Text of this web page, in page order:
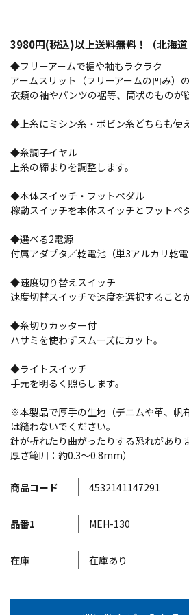
3980円(税込)以上送料無料！（北海道
商品コード 4532141147291
品番1 MEH-130
在庫 在庫あり
◆フリーアームで裾や袖もラクラク
アームスリット（フリーアームの凹み）
衣類の袖やパンツの裾等、筒状のものが
◆上糸にミシン糸・ボビン糸どちらも使
◆糸調子イヤル
上糸の締まりを調整します。
◆本体スイッチ・フットペダル
稼動スイッチを本体スイッチとフットペ
◆選べる2電源
付属アダプタ／乾電池（単3アルカリ乾
◆速度切り替えスイッチ
速度切替スイッチで速度を選択すること
◆糸切りカッター付
ハサミを使わずスムーズにカット。
◆ライトスイッチ
手元を明るく照らします。
※本製品で厚手の生地（デニムや革、帆
は縫わないでください。
針が折れたり曲がったりする恐れがあり
厚さ範囲：約0.3～0.8mm）